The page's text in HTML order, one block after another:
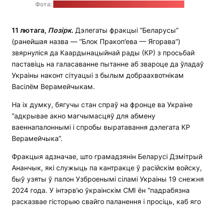
Фота:
11 лютага, Позірк. Дэлегаты фракцыі “Беларусы”
(ранейшая назва — “Блок Пракоп’ева — Ягорава”)
звярнуліся да Каардынацыйнай рады (КР) з просьбай
паставіць на галасаванне пытанне аб звароце да ўладаў
Украіны наконт сітуацыі з былым добраахвотнікам
Васілём Верамейчыкам.
На іх думку, бягучы стан спраў на фронце ва Украіне
“адкрывае акно магчымасцяў для абмену
ваеннапалоннымі і спробы выратавання дэлегата КР
Верамейчыка”.
Фракцыя адзначае, што грамадзянін Беларусі Дзмітрый
Ананчык, які служыць па кантракце ў расійскім войску,
быў узяты ў палон Узброенымі сіламі Украіны 19 снежня
2024 года. У інтэрв’ю ўкраінскім СМІ ён “падрабязна
расказвае гісторыю свайго паланення і просіць, каб яго